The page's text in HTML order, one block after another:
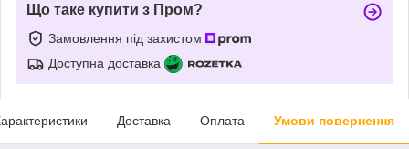
Що таке купити з Пром?
Замовлення під захистом
Доступна доставка
Доставка Оплата Умови повернення